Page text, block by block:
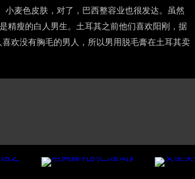
麦色皮肤，对了，巴西整容业也很发达。虽然
精瘦的白人男生。土耳其之前他们喜欢阳刚，据
欢没有胸毛的男人，所以男用脱毛膏在土耳其卖